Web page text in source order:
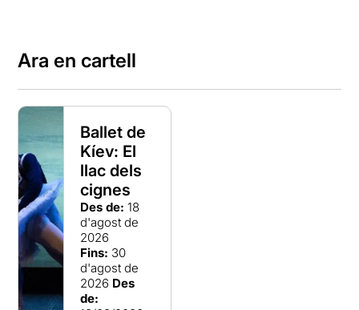
Ara en cartell
Ballet de
Kíev: El
llac dels
cignes
Des de: 18
d'agost de
2026
Fins: 30
d'agost de
2026 Des
de: